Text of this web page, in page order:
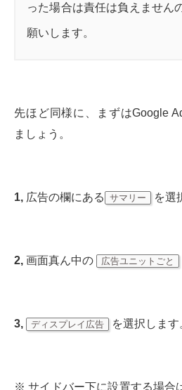
った場合は責任は負えません
願いします。
先ほど同様に、まずはGoogle
ましょう。
1, 広告の欄にある サマリー を選
2, 画面真ん中の 広告ユニットごと
3, ディスプレイ広告 を選択します
※ サイドバー下に設置する場合